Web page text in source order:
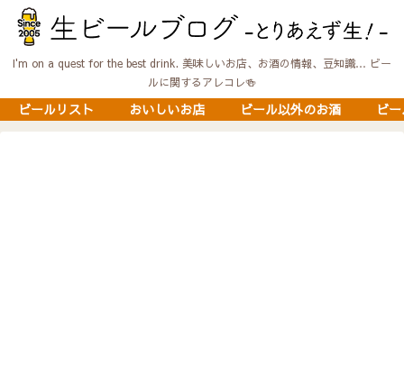
I'm on a quest for the best drink. 美味しいお店、お酒の情報、豆知識… ビー
ルに関するアレコレ🍻
ビールリスト おいしいお店 ビール以外のお酒 ビ